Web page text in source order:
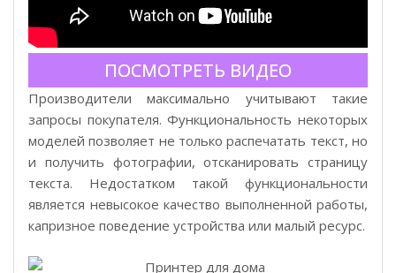
ПОСМОТРЕТЬ ВИДЕО
Производители максимально учитывают такие
запросы покупателя. Функциональность некоторых
моделей позволяет не только распечатать текст, но
и получить фотографии, отсканировать страницу
текста. Недостатком такой функциональности
является невысокое качество выполненной работы,
капризное поведение устройства или малый ресурс.